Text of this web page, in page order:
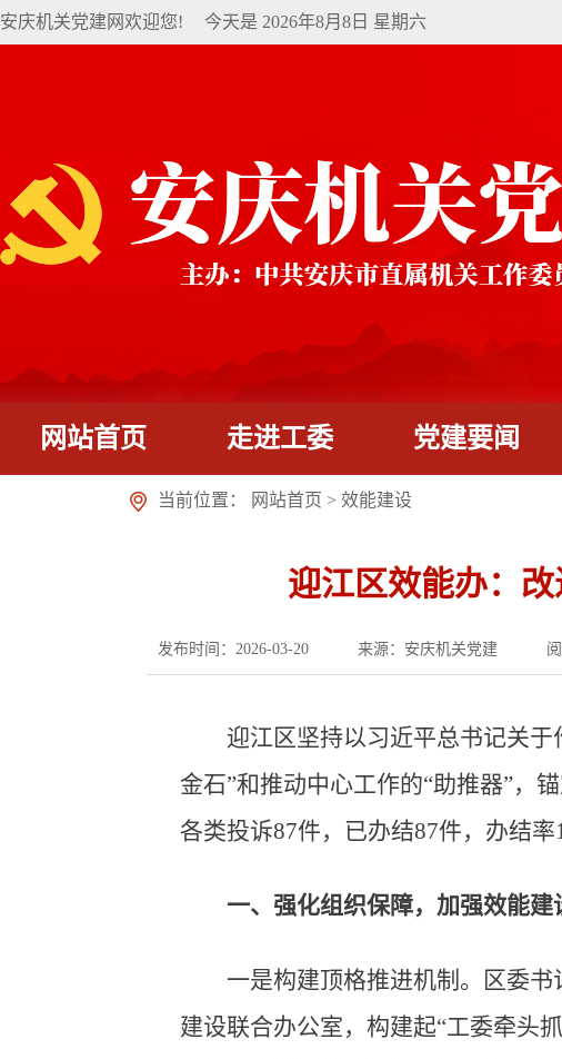
安庆机关党建网欢迎您! 今天是 2026年8月8日 星期六
网站首页 走进工委 党建要闻
当前位置： 网站首页 > 效能建设
迎江区效能办：
发布时间：2026-03-20 来源：安庆机关党建
迎江区坚持以习近平总书记关
金石”和推动中心工作的“助推器”，
各类投诉87件，已办结87件，办结
一、强化组织保障，加强效能建
一是构建顶格推进机制。区委
建设联合办公室，构建起“工委牵头